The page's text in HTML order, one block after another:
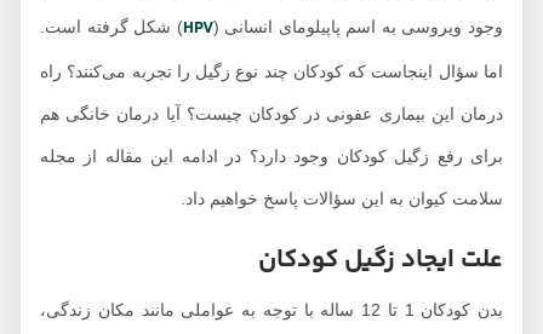
وجود ویروسی به اسم پاپیلومای انسانی (HPV ) شکل گرفته است.
اما سؤال اینجاست که کودکان چند نوع زگیل را تجربه می‌کنند؟ راه
درمان این بیماری عفونی در کودکان چیست؟ آیا درمان خانگی هم
برای رفع زگیل کودکان وجود دارد؟ در ادامه این مقاله از مجله
سلامت کیوان به این سؤالات پاسخ خواهیم داد.
علت ایجاد زگیل کودکان
بدن کودکان 1 تا 12 ساله با توجه به عواملی مانند مکان زندگی،